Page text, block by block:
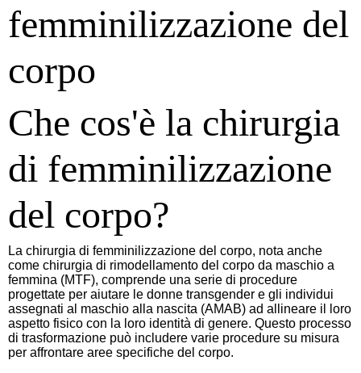
femminilizzazione del
corpo
Che cos'è la chirurgia
di femminilizzazione
del corpo?
La chirurgia di femminilizzazione del corpo, nota anche
come chirurgia di rimodellamento del corpo da maschio a
femmina (MTF), comprende una serie di procedure
progettate per aiutare le donne transgender e gli individui
assegnati al maschio alla nascita (AMAB) ad allineare il loro
aspetto fisico con la loro identità di genere. Questo processo
di trasformazione può includere varie procedure su misura
per affrontare aree specifiche del corpo.